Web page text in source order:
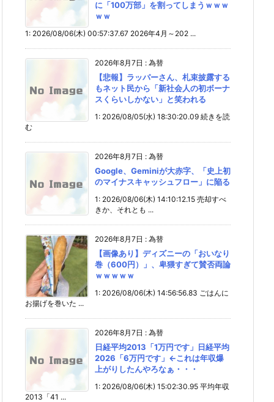
に「100万部」を割ってしまうｗｗｗ
ｗｗ
1: 2026/08/06(木) 00:57:37.67 2026年4月～202 ...
2026年8月7日 : 為替
【悲報】ラッパーさん、札束披露する
もネット民から「新社会人の初ボーナ
スくらいしかない」と笑われる
1: 2026/08/05(水) 18:30:20.09 続きを読
む
2026年8月7日 : 為替
Google、Geminiが大赤字、「史上初
のマイナスキャッシュフロー」に陥る
1: 2026/08/06(木) 14:10:12.15 売却すべ
きか、それとも ...
2026年8月7日 : 為替
【画像あり】ディズニーの「おいなり
巻（600円）」、卑猥すぎて賛否両論
ｗｗｗｗｗ
1: 2026/08/06(木) 14:56:56.83 ごはんに
お揚げを巻いた ...
2026年8月7日 : 為替
日経平均2013「1万円です」日経平均
2026「6万円です」←これは年収爆
上がりしたんやろなぁ・・・
1: 2026/08/06(木) 15:02:30.95 平均年収
2013「41 ...